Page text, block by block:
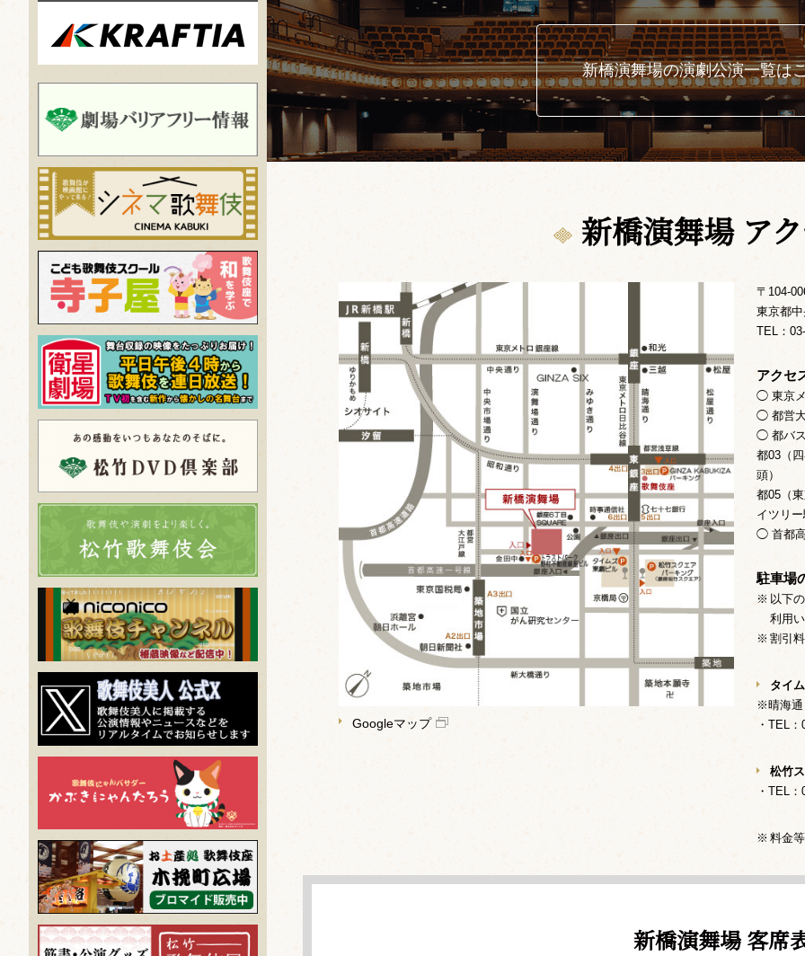
新橋演舞場の演劇公演一覧は
新橋演舞場 ア
Googleマップ
〒104-
東京都
TEL：
アクセ
◯ 東京メ
◯ 都営
◯ 都バ
都03（
頭）
都05（
イツリ
◯ 首都
駐車場
以下
利用
割引
タイ
※晴海通
・TEL
松竹
・TEL
料金
新橋演舞場 客席